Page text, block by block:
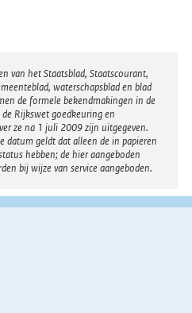
van het Staatsblad, Staatscourant,
waterschapsblad en blad
de formele bekendmakingen in de
Rijkswet goedkeuring en
ze na 1 juli 2009 zijn uitgegeven.
datum geldt dat alleen de in papieren
hebben; de hier aangeboden
bij wijze van service aangeboden.